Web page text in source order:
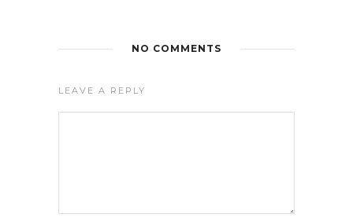
NO COMMENTS
LEAVE A REPLY